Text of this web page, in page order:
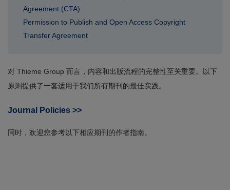
Agreement (CTA)
Permission to Publish and Open Access Copyright
Transfer Agreement
对 Thieme Group 而言，内容和出版流程的完整性至关重要。以下
原则提供了一套适用于我们所有期刊的最佳实践。
Journal Policies >>
同时，欢迎您参考以下相应期刊的作者指南。